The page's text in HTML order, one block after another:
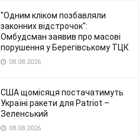
"Одним кліком позбавляли
законних відстрочок":
Омбудсман заявив про масові
порушення у Берегівському ТЦК
08.08.2026
США щомісяця постачатимуть
Україні ракети для Patriot –
Зеленський
08.08.2026